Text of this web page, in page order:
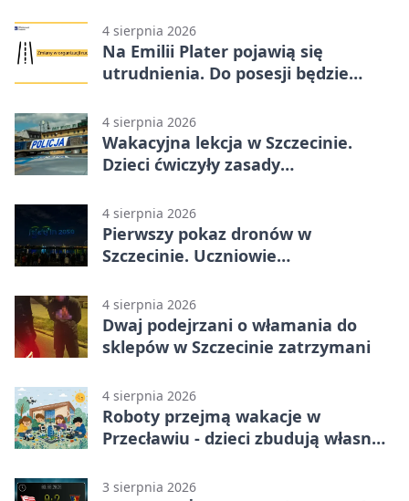
4 sierpnia 2026
Na Emilii Plater pojawią się
utrudnienia. Do posesji będzie
4 sierpnia 2026
Wakacyjna lekcja w Szczecinie.
Dzieci ćwiczyły zasady
4 sierpnia 2026
Pierwszy pokaz dronów w
Szczecinie. Uczniowie
4 sierpnia 2026
Dwaj podejrzani o włamania do
sklepów w Szczecinie zatrzymani
4 sierpnia 2026
Roboty przejmą wakacje w
Przecławiu - dzieci zbudują własne
3 sierpnia 2026